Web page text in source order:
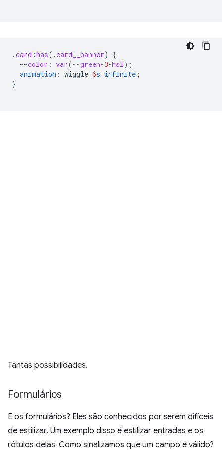
.card :has( .card__banner)
{
--color : var(--green-3-hsl);
animation : wiggle 6s infinite ;
}
Tantas possibilidades.
Formulários
E os formulários? Eles são conhecidos por serem difíceis
de estilizar. Um exemplo disso é estilizar entradas e os
rótulos delas. Como sinalizamos que um campo é válido?